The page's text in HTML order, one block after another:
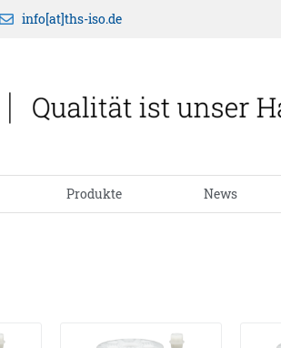
info[at]ths-iso.de
Produkte News